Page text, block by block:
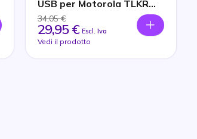
USB per Motorola TLKR
T82
34,05 €
29,95 € Escl. Iva
Vedi il prodotto